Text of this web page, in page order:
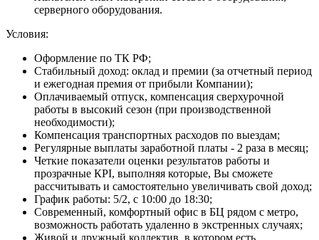
серверного оборудования.
Условия:
Оформление по ТК РФ;
Стабильный доход: оклад и премии (за отчетный период
и ежегодная премия от прибыли Компании);
Оплачиваемый отпуск, компенсация сверхурочной
работы в высокий сезон (при производственной
необходимости);
Компенсация транспортных расходов по выездам;
Регулярные выплаты заработной платы - 2 раза в месяц;
Четкие показатели оценки результатов работы и
прозрачные КРI, выполняя которые, Вы сможете
рассчитывать и самостоятельно увеличивать свой доход;
График работы: 5/2, с 10:00 до 18:30;
Современный, комфортный офис в БЦ рядом с метро,
возможность работать удаленно в экстренных случаях;
Живой и дружный коллектив, в котором есть